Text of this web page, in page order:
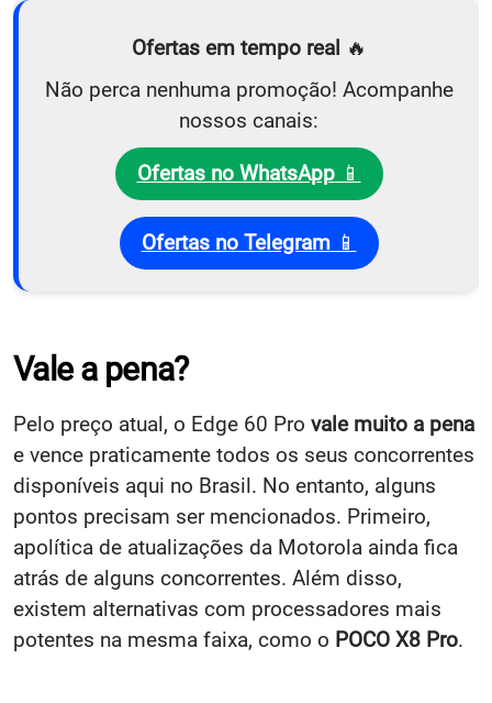
Ofertas em tempo real 🔥
Não perca nenhuma promoção! Acompanhe
nossos canais:
Ofertas no WhatsApp📱
Ofertas no Telegram📱
Vale a pena?
Pelo preço atual, o Edge 60 Pro vale muito a pena
e vence praticamente todos os seus concorrentes
disponíveis aqui no Brasil. No entanto, alguns
pontos precisam ser mencionados. Primeiro,
apolítica de atualizações da Motorola ainda fica
atrás de alguns concorrentes. Além disso,
existem alternativas com processadores mais
potentes na mesma faixa, como o POCO X8 Pro.